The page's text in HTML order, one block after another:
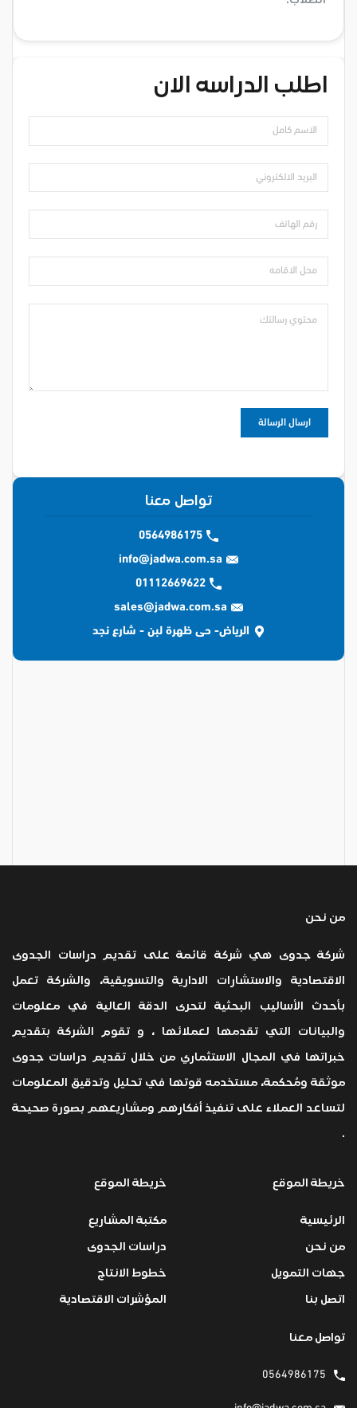
اطلب الدراسه الان
تواصل معنا
0564986175
info@jadwa.com.sa
01112669622
sales@jadwa.com.sa
الرياض- حى ظهرة لبن - شارع نجد
من نحن
شركة جدوى هي شركة قائمة على تقديم دراسات الجدوى
الاقتصادية والاستشارات الادارية والتسويقية، والشركة تعمل
بأحدث الأساليب البحثية لتحرى الدقة العالية في معلومات
والبيانات التي تقدمها لعملائها ، و تقوم الشركة بتقديم
خبراتها في المجال الاستثماري من خلال تقديم دراسات جدوى
موثقة ومُحكمة، مستخدمه قوتها في تحليل وتدقيق المعلومات
لتساعد العملاء على تنفيذ أفكارهم ومشاريعهم بصورة صحيحة
.
خريطة الموقع
الرئيسية
من نحن
جهات التمويل
اتصل بنا
خريطة الموقع
مكتبة المشاريع
دراسات الجدوى
خطوط الانتاج
المؤشرات الاقتصادية
تواصل معنا
0564986175